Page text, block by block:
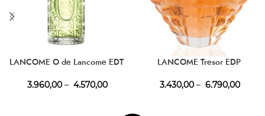
LANCOME O de Lancome EDT
3.960,00 – 4.570,00
LANCOME Tresor EDP
3.430,00 – 6.790,00